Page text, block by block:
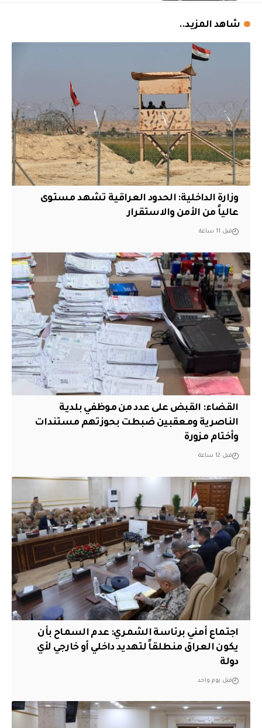
شاهد المزيد..
وزارة الداخلية: الحدود العراقية تشهد مستوى
عالياً من الأمن والاستقرار
قبل 11 ساعة
القضاء: القبض على عدد من موظفي بلدية
الناصرية ومعقبين ضبطت بحوزتهم مستندات
وأختام مزورة
قبل 12 ساعة
اجتماع أمني برئاسة الشمري: عدم السماح بأن
يكون العراق منطلقاً لتهديد داخلي أو خارجي لأي
دولة
قبل يوم واحد